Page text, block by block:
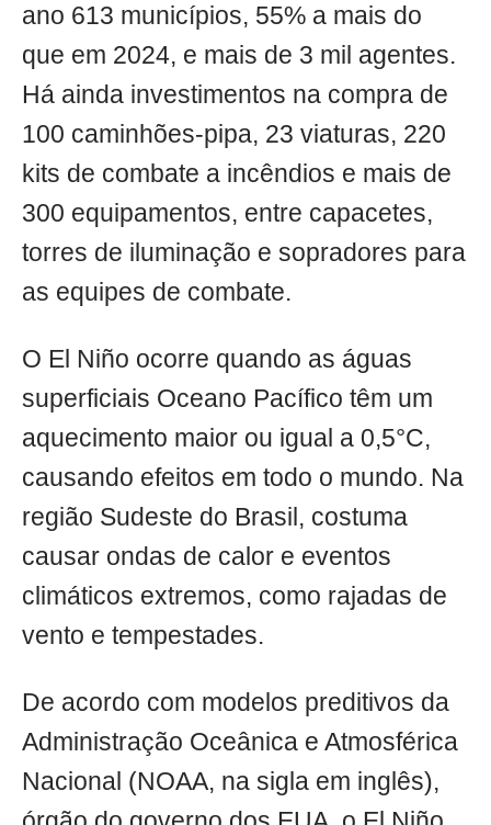
ano 613 municípios, 55% a mais do
que em 2024, e mais de 3 mil agentes.
Há ainda investimentos na compra de
100 caminhões-pipa, 23 viaturas, 220
kits de combate a incêndios e mais de
300 equipamentos, entre capacetes,
torres de iluminação e sopradores para
as equipes de combate.
O El Niño ocorre quando as águas
superficiais Oceano Pacífico têm um
aquecimento maior ou igual a 0,5°C,
causando efeitos em todo o mundo. Na
região Sudeste do Brasil, costuma
causar ondas de calor e eventos
climáticos extremos, como rajadas de
vento e tempestades.
De acordo com modelos preditivos da
Administração Oceânica e Atmosférica
Nacional (NOAA, na sigla em inglês),